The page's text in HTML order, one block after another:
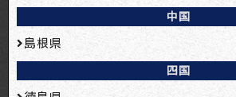
中国
島根県
四国